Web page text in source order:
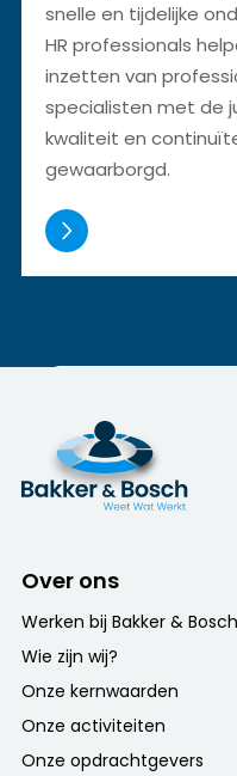
snelle en tijdelijke
HR professionals
inzetten van
specialisten met de
kwaliteit en
gewaarborgd.
Over ons
Werken bij Bakker & Bosch
Wie zijn wij?
Onze kernwaarden
Onze activiteiten
Onze opdrachtgevers